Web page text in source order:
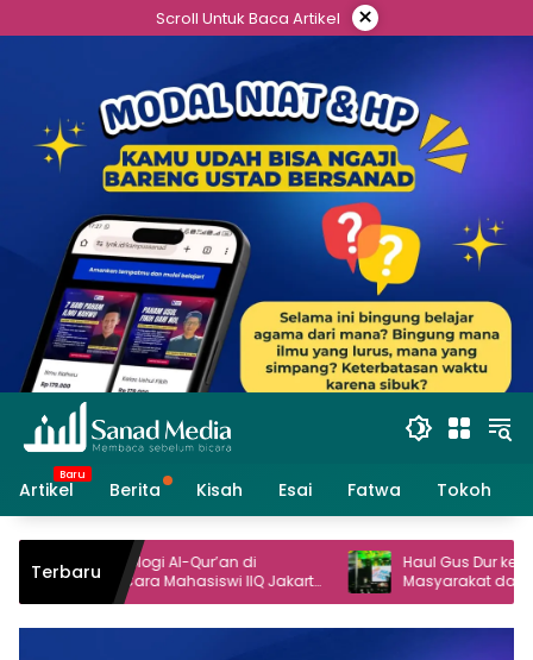
to
Scroll Untuk Baca Artikel ×
Artikel Berita Kisah Esai Fatwa Tokoh
Terbaru
Al-Qur’an di
Mahasiswi IIQ Jakarta
Jonggol
Haul Gus Dur ke-16 Angkat Peran
Masyarakat dalam Demokrasi